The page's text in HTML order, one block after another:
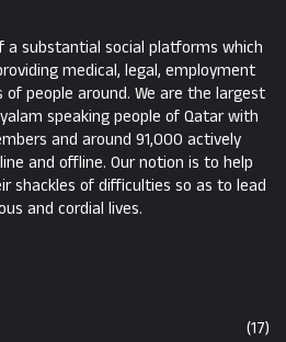
a substantial social platforms which
medical, legal, employment
people around. We are the largest
speaking people of Qatar with
and around 91,000 actively
and offline. Our notion is to help
shackles of difficulties so as to lead
and cordial lives.
(17)